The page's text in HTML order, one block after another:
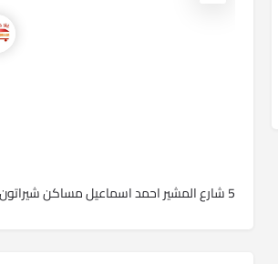
5 شارع المشير احمد اسماعيل مساكن شيراتون